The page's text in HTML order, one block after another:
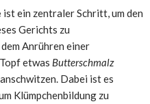
ist ein zentraler Schritt, um den
Gerichts zu
Anrühren einer
etwas Butterschmalz
Dabei ist es
Klümpchenbildung zu